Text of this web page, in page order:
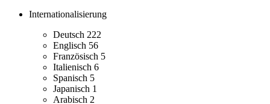
Internationalisierung
Deutsch 222
Englisch 56
Französisch 5
Italienisch 6
Spanisch 5
Japanisch 1
Arabisch 2